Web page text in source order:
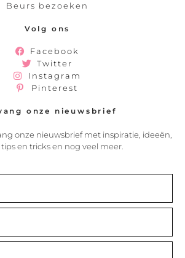
Beurs bezoeken
Volg ons
Facebook
Twitter
Instagram
Pinterest
onze nieuwsbrief
onze nieuwsbrief met inspiratie, ideeën,
en tricks en nog veel meer.